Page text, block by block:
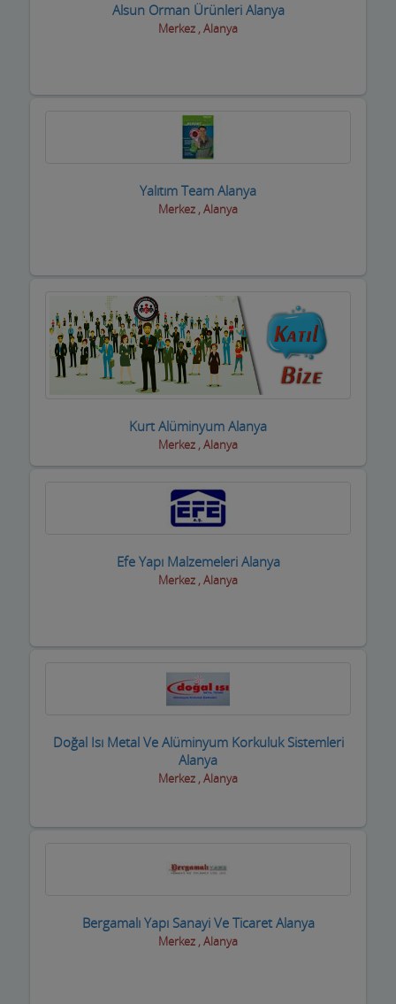
Çiğ Köfte Firmaları
Deniz Ürün ve Malzemeleri
Dershaneler
Diğer Hizmet Sektörleri
Dijital Uydu sistemleri
Diş Hekimleri
Döşemeciler,Brandacılar ,Tente,Çadırcılar
Düğün Nişan Salonları
Elektronikçiler
Evcil Hayvan Eğitim Merkezi
Fitness-Spa Salonları
Alsun Orman Ürünleri Alanya
Merkez , Alanya
Yalıtım Team Alanya
Merkez , Alanya
Kurt Alüminyum Alanya
Merkez , Alanya
Efe Yapı Malzemeleri Alanya
Merkez , Alanya
Doğal Isı Metal Ve Alüminyum Korkuluk Sistemleri
Alanya
Merkez , Alanya
Bergamalı Yapı Sanayi Ve Ticaret Alanya
Merkez , Alanya